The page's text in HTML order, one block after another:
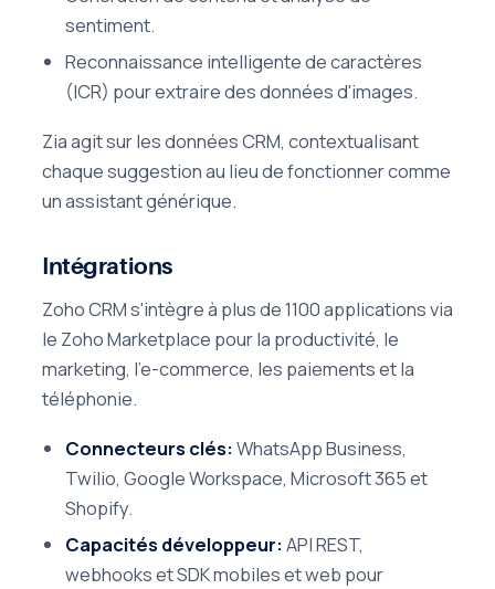
sentiment.
Reconnaissance intelligente de caractères
(ICR) pour extraire des données d'images.
Zia agit sur les données CRM, contextualisant
chaque suggestion au lieu de fonctionner comme
un assistant générique.
Intégrations
Zoho CRM s'intègre à plus de 1100 applications via
le Zoho Marketplace pour la productivité, le
marketing, l'e-commerce, les paiements et la
téléphonie.
Connecteurs clés:WhatsApp Business,
Twilio, Google Workspace, Microsoft 365 et
Shopify.
Capacités développeur:API REST,
webhooks et SDK mobiles et web pour